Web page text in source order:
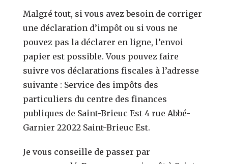
Malgré tout, si vous avez besoin de corriger
une déclaration d’impôt ou si vous ne
pouvez pas la déclarer en ligne, l’envoi
papier est possible. Vous pouvez faire
suivre vos déclarations fiscales à l’adresse
suivante : Service des impôts des
particuliers du centre des finances
publiques de Saint-Brieuc Est 4 rue Abbé-
Garnier 22022 Saint-Brieuc Est.
Je vous conseille de passer par